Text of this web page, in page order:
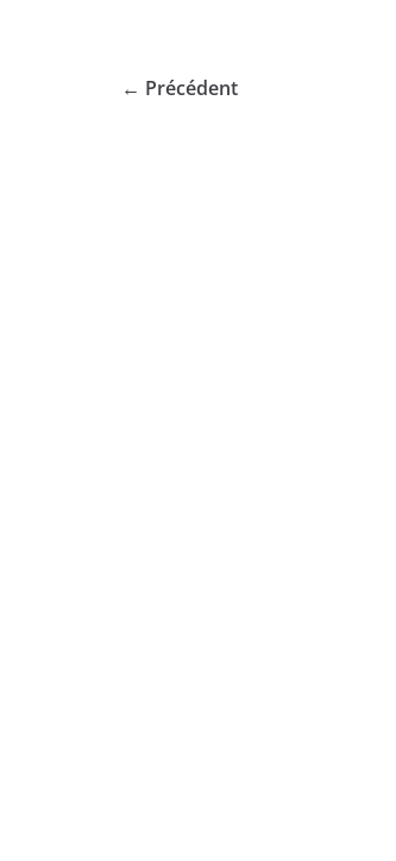
← Précédent